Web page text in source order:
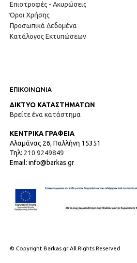
Επιστροφές - Ακυρώσεις
Όροι Χρήσης
Προσωπικά Δεδομένα
Κατάλογος Εκτυπώσεων
ΕΠΙΚΟΙΝΩΝΙΑ
ΔΙΚΤΥΟ ΚΑΤΑΣΤΗΜΑΤΩΝ
Βρείτε ένα κατάστημα
ΚΕΝΤΡΙΚΑ ΓΡΑΦΕΙΑ
Αλαμάνας 26, Παλλήνη 15351
Τηλ: 210 9249849
Email: info@barkas.gr
© Copyright Barkas.gr All Rights Reserved